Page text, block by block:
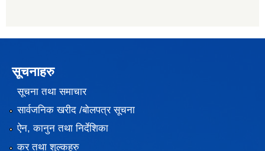
सूचनाहरु
सूचना तथा समाचार
सार्वजनिक खरीद /बोलपत्र सूचना
ऐन, कानुन तथा निर्देशिका
कर तथा शुल्कहरु